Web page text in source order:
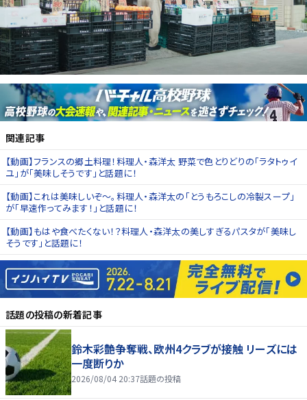
関連記事
【動画】フランスの郷土料理！料理人・森洋太 野菜で色とりどりの「ラタトゥイ
ユ」が「美味しそうです」と話題に！
【動画】これは美味しいぞ～。料理人・森洋太の「とうもろこしの冷製スープ」
が「早速作ってみます！」と話題に！
【動画】もはや食べたくない！？料理人・森洋太の美しすぎるパスタが「美味し
そうです」と話題に！
話題の投稿の新着記事
鈴木彩艶争奪戦、欧州4クラブが接触 リーズには
一度断りか
2026/08/04 20:37話題の投稿